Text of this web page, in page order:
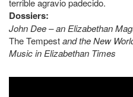
terrible agravio padecido.
Dossiers:
John Dee – an Elizabethan
The Tempestand the New
Music in Elizabethan Times